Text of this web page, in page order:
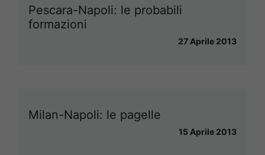
Pescara-Napoli: le probabili
formazioni
27 Aprile 2013
Milan-Napoli: le pagelle
15 Aprile 2013